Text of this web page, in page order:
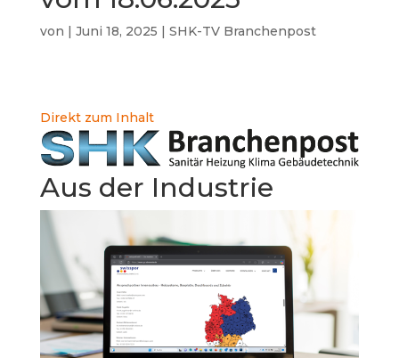
von | Juni 18, 2025 | SHK-TV Branchenpost
Direkt zum Inhalt
Aus der Industrie